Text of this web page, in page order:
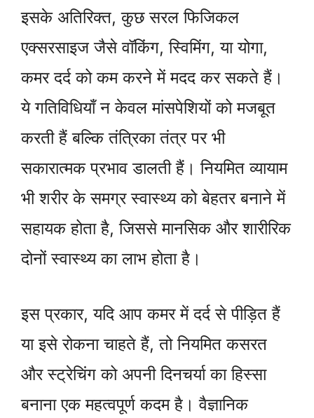
इसके अतिरिक्त, कुछ सरल फिजिकल
एक्सरसाइज जैसे वॉकिंग, स्विमिंग, या योगा,
कमर दर्द को कम करने में मदद कर सकते हैं।
ये गतिविधियाँ न केवल मांसपेशियों को मजबूत
करती हैं बल्कि तंत्रिका तंत्र पर भी
सकारात्मक प्रभाव डालती हैं। नियमित व्यायाम
भी शरीर के समग्र स्वास्थ्य को बेहतर बनाने में
सहायक होता है, जिससे मानसिक और शारीरिक
दोनों स्वास्थ्य का लाभ होता है।
इस प्रकार, यदि आप कमर में दर्द से पीड़ित हैं
या इसे रोकना चाहते हैं, तो नियमित कसरत
और स्ट्रेचिंग को अपनी दिनचर्या का हिस्सा
बनाना एक महत्वपूर्ण कदम है। वैज्ञानिक